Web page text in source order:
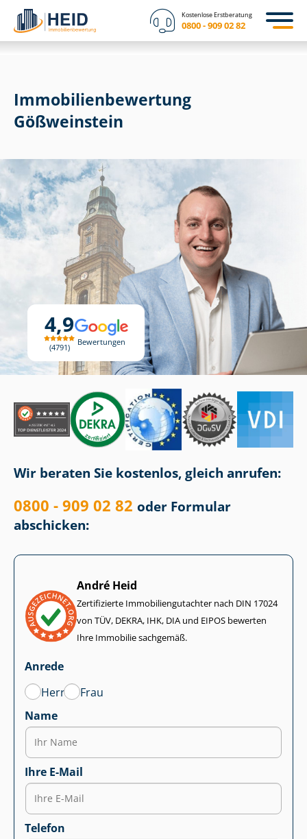
Kostenlose Erstberatung
0800 - 909 02 82
4,9
4791
Bewertungen
Immobilien­bewertung
Gößweinstein
Wir beraten Sie kostenlos, gleich anrufen:
0800 - 909 02 82 oder Formular
abschicken:
André Heid
Zertifizierte Im­mo­bi­li­en­gut­ach­ter nach DIN 17024
von TÜV, DEKRA, IHK, DIA und EIPOS bewerten
Ihre Immobilie sachgemäß.
Anrede
Herr
Frau
Name
Ihre E-Mail
Telefon